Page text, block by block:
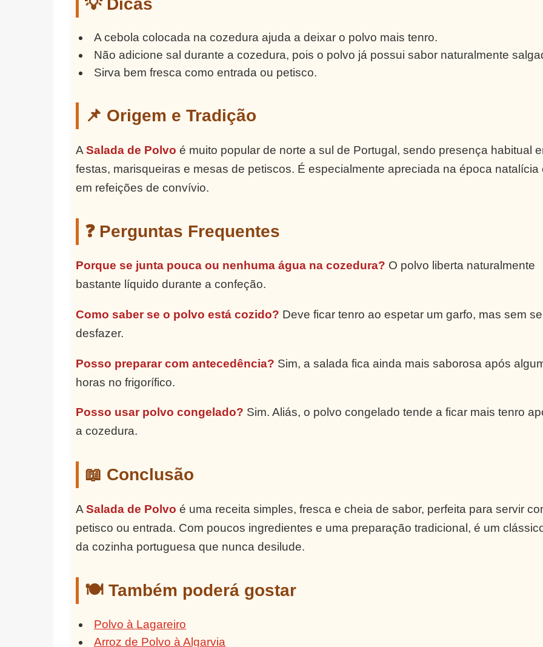
A cebola colocada na cozedura ajuda a deixar o polvo mais tenro.
Não adicione sal durante a cozedura, pois o polvo já possui sabor naturalmente
Sirva bem fresca como entrada ou petisco.
📌 Origem e Tradição
A Salada de Polvo é muito popular de norte a sul de Portugal, sendo presença habitual
festas, marisqueiras e mesas de petiscos. É especialmente apreciada na época natalícia
em refeições de convívio.
❓ Perguntas Frequentes
Porque se junta pouca ou nenhuma água na cozedura? O polvo liberta naturalmente
bastante líquido durante a confeção.
Como saber se o polvo está cozido? Deve ficar tenro ao espetar um garfo, mas sem se
desfazer.
Posso preparar com antecedência? Sim, a salada fica ainda mais saborosa após
horas no frigorífico.
Posso usar polvo congelado? Sim. Aliás, o polvo congelado tende a ficar mais tenro
a cozedura.
📖 Conclusão
A Salada de Polvo é uma receita simples, fresca e cheia de sabor, perfeita para servir
petisco ou entrada. Com poucos ingredientes e uma preparação tradicional, é um
da cozinha portuguesa que nunca desilude.
🍽️ Também poderá gostar
Polvo à Lagareiro
Arroz de Polvo à Algarvia